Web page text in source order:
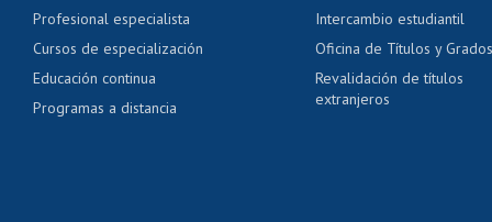
Mi Uchile
Profesional especialista
Cursos de especialización
Educación continua
Programas a distancia
Intercambio estudiantil
Oficina de Títulos y Grados
Revalidación de títulos
extranjeros